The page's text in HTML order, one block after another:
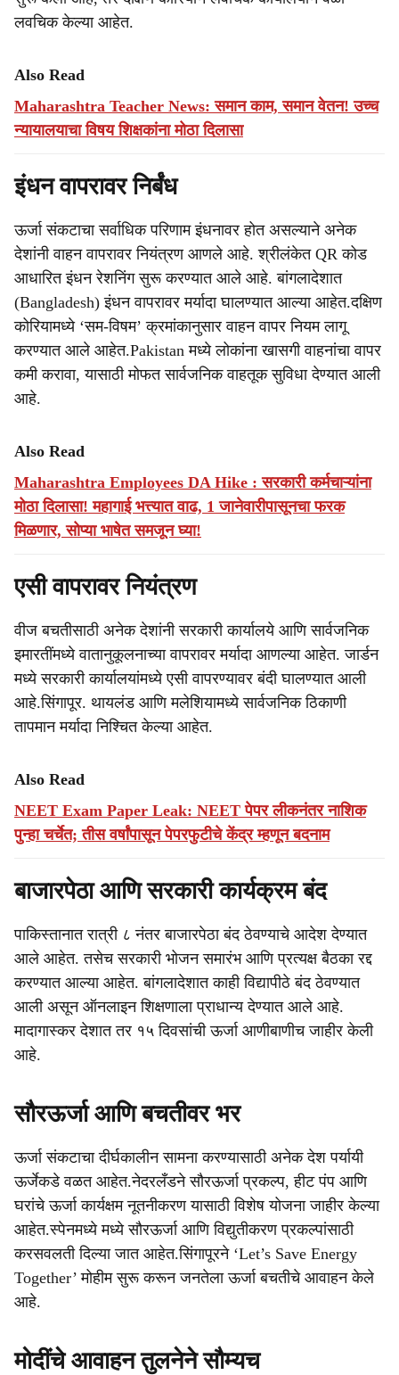
लवचिक केल्या आहेत.
Also Read
Maharashtra Teacher News: समान काम, समान वेतन! उच्च
न्यायालयाचा विषय शिक्षकांना मोठा दिलासा
इंधन वापरावर निर्बंध
ऊर्जा संकटाचा सर्वाधिक परिणाम इंधनावर होत असल्याने अनेक
देशांनी वाहन वापरावर नियंत्रण आणले आहे. श्रीलंकेत QR कोड
आधारित इंधन रेशनिंग सुरू करण्यात आले आहे. बांगलादेशात
(Bangladesh) इंधन वापरावर मर्यादा घालण्यात आल्या आहेत.दक्षिण
कोरियामध्ये ‘सम-विषम’ क्रमांकानुसार वाहन वापर नियम लागू
करण्यात आले आहेत.Pakistan मध्ये लोकांना खासगी वाहनांचा वापर
कमी करावा, यासाठी मोफत सार्वजनिक वाहतूक सुविधा देण्यात आली
आहे.
Also Read
Maharashtra Employees DA Hike : सरकारी कर्मचाऱ्यांना
मोठा दिलासा! महागाई भत्त्यात वाढ, 1 जानेवारीपासूनचा फरक
मिळणार, सोप्या भाषेत समजून घ्या!
एसी वापरावर नियंत्रण
वीज बचतीसाठी अनेक देशांनी सरकारी कार्यालये आणि सार्वजनिक
इमारतींमध्ये वातानुकूलनाच्या वापरावर मर्यादा आणल्या आहेत. जार्डन
मध्ये सरकारी कार्यालयांमध्ये एसी वापरण्यावर बंदी घालण्यात आली
आहे.सिंगापूर. थायलंड आणि मलेशियामध्ये सार्वजनिक ठिकाणी
तापमान मर्यादा निश्चित केल्या आहेत.
Also Read
NEET Exam Paper Leak: NEET पेपर लीकनंतर नाशिक
पुन्हा चर्चेत; तीस वर्षांपासून पेपरफुटीचे केंद्र म्हणून बदनाम
बाजारपेठा आणि सरकारी कार्यक्रम बंद
पाकिस्तानात रात्री ८ नंतर बाजारपेठा बंद ठेवण्याचे आदेश देण्यात
आले आहेत. तसेच सरकारी भोजन समारंभ आणि प्रत्यक्ष बैठका रद्द
करण्यात आल्या आहेत. बांगलादेशात काही विद्यापीठे बंद ठेवण्यात
आली असून ऑनलाइन शिक्षणाला प्राधान्य देण्यात आले आहे.
मादागास्कर देशात तर १५ दिवसांची ऊर्जा आणीबाणीच जाहीर केली
आहे.
सौरऊर्जा आणि बचतीवर भर
ऊर्जा संकटाचा दीर्घकालीन सामना करण्यासाठी अनेक देश पर्यायी
ऊर्जेकडे वळत आहेत.नेदरलँडने सौरऊर्जा प्रकल्प, हीट पंप आणि
घरांचे ऊर्जा कार्यक्षम नूतनीकरण यासाठी विशेष योजना जाहीर केल्या
आहेत.स्पेनमध्ये मध्ये सौरऊर्जा आणि विद्युतीकरण प्रकल्पांसाठी
करसवलती दिल्या जात आहेत.सिंगापूरने ‘Let’s Save Energy
Together’ मोहीम सुरू करून जनतेला ऊर्जा बचतीचे आवाहन केले
आहे.
मोदींचे आवाहन तुलनेने सौम्यच